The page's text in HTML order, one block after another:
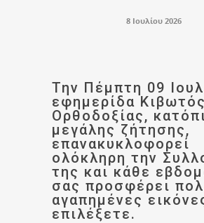
8 Ιουλίου 2026
Την Πέμπτη 09
εφημερίδα
Ορθοδοξίας,
μεγάλης ζήτησης,
επανακυκλοφορεί
ολόκληρη την
της και κάθε
σας προσφέρει
αγαπημένες
επιλέξετε.